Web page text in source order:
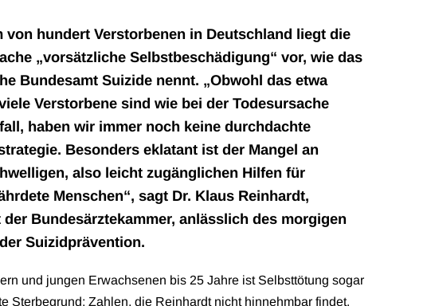
von hundert Verstorbenen in Deutschland liegt die
„vorsätzliche Selbstbeschädigung“ vor, wie das
Bundesamt Suizide nennt. „Obwohl das etwa
Verstorbene sind wie bei der Todesursache
haben wir immer noch keine durchdachte
Besonders eklatant ist der Mangel an
also leicht zugänglichen Hilfen für
Menschen“, sagt Dr. Klaus Reinhardt,
der Bundesärztekammer, anlässlich des morgigen
Suizidprävention.
und jungen Erwachsenen bis 25 Jahre ist Selbsttötung sogar
Sterbegrund; Zahlen, die Reinhardt nicht hinnehmbar findet.